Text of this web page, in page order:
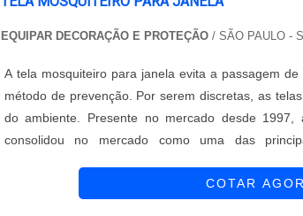
EQUIPAR DECORAÇÃO E PROTEÇÃO/ SÃO PAULO -
A tela mosquiteiro para janela evita a passagem
método de prevenção. Por serem discretas, as
do ambiente. Presente no mercado desde
consolidou no mercado como uma das
apresentadas. Para adquirir a tela mosquitei....
COTAR